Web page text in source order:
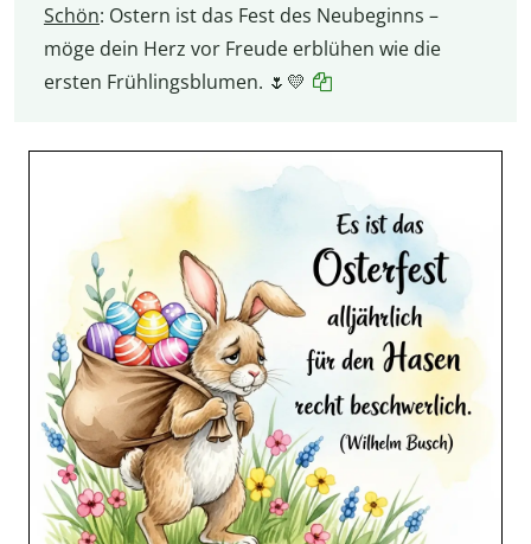
Schön: Ostern ist das Fest des Neubeginns –
möge dein Herz vor Freude erblühen wie die
ersten Frühlingsblumen. 🌷💛